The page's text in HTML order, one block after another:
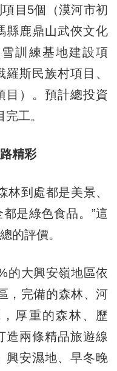
目5個（漠河市初
縣鹿鼎山武俠文化
訓練基地建設項
斯民族村項目、
目）。預計總投資
工。
精彩
到處都是美景、
是綠色食品。”這
的評價。
大興安嶺地區依
，完備的森林、河
厚重的森林、歷
造兩條精品旅遊線
興安濕地、早冬晚